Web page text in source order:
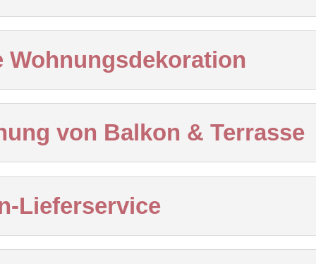
Wohnungsdekoration
von Balkon & Terrasse
Lieferservice